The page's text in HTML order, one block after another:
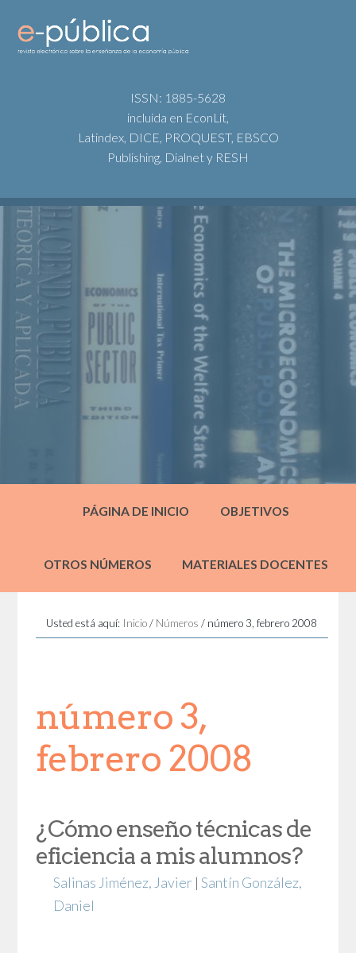
ISSN: 1885-5628
incluida en EconLit,
Latindex, DICE, PROQUEST, EBSCO
Publishing, Dialnet y RESH
PÁGINA DE INICIO OBJETIVOS
OTROS NÚMEROS MATERIALES DOCENTES
Usted está aquí: Inicio / Números / número 3, febrero 2008
número 3,
febrero 2008
¿Cómo enseño técnicas de
eficiencia a mis alumnos?
Salinas Jiménez, Javier |Santín González,
Daniel